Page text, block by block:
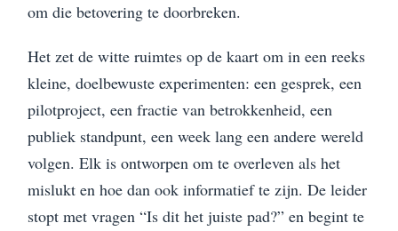
om die betovering te doorbreken.
Het zet de witte ruimtes op de kaart om in een reeks
kleine, doelbewuste experimenten: een gesprek, een
pilotproject, een fractie van betrokkenheid, een
publiek standpunt, een week lang een andere wereld
volgen. Elk is ontworpen om te overleven als het
mislukt en hoe dan ook informatief te zijn. De leider
stopt met vragen “Is dit het juiste pad?” en begint te